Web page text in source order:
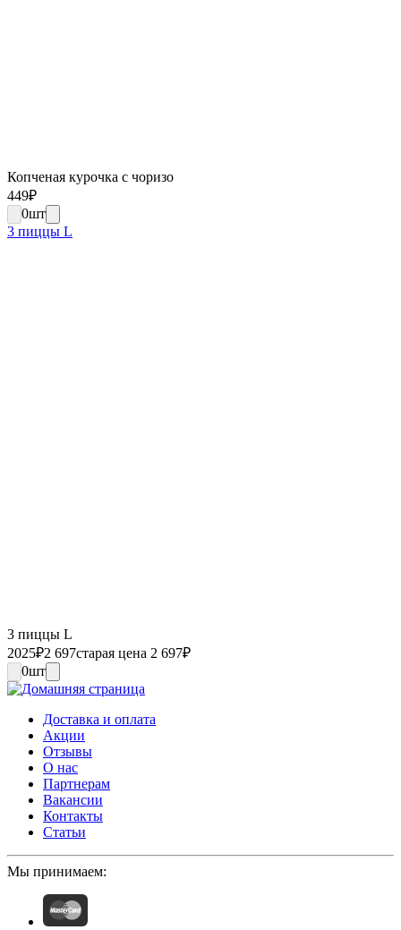
Копченая курочка с чоризо
449₽
0шт
3 пиццы L
3 пиццы L
2025₽2 697старая цена 2 697₽
0шт
Доставка и оплата
Акции
Отзывы
О нас
Партнерам
Вакансии
Контакты
Статьи
Мы принимаем: